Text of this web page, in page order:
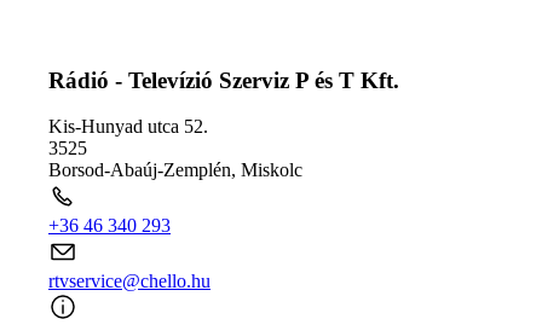
Rádió - Televízió Szerviz P és T Kft.
Kis-Hunyad utca 52.
3525
Borsod-Abaúj-Zemplén, Miskolc
+36 46 340 293
rtvservice@chello.hu